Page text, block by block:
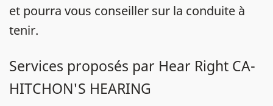
et pourra vous conseiller sur la conduite à
tenir.
Services proposés par Hear Right CA-
HITCHON'S HEARING